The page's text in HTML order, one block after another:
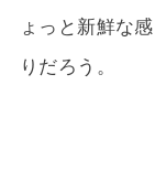
ょっと新鮮な
りだろう。